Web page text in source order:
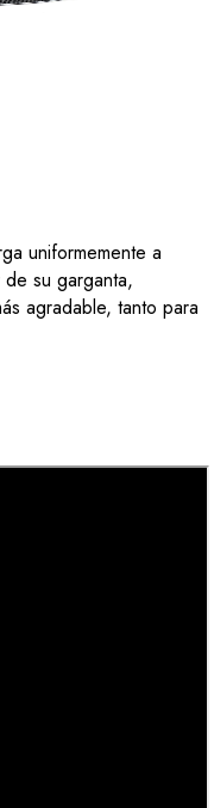
uniformemente a
su garganta,
agradable, tanto para